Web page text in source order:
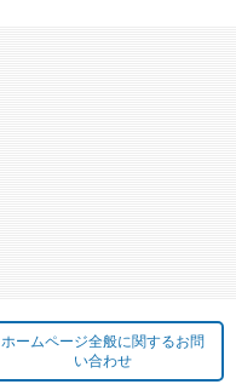
ホームページ全般に関するお問
い合わせ